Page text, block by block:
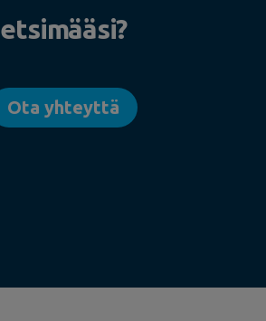
etsimääsi?
Ota yhteyttä